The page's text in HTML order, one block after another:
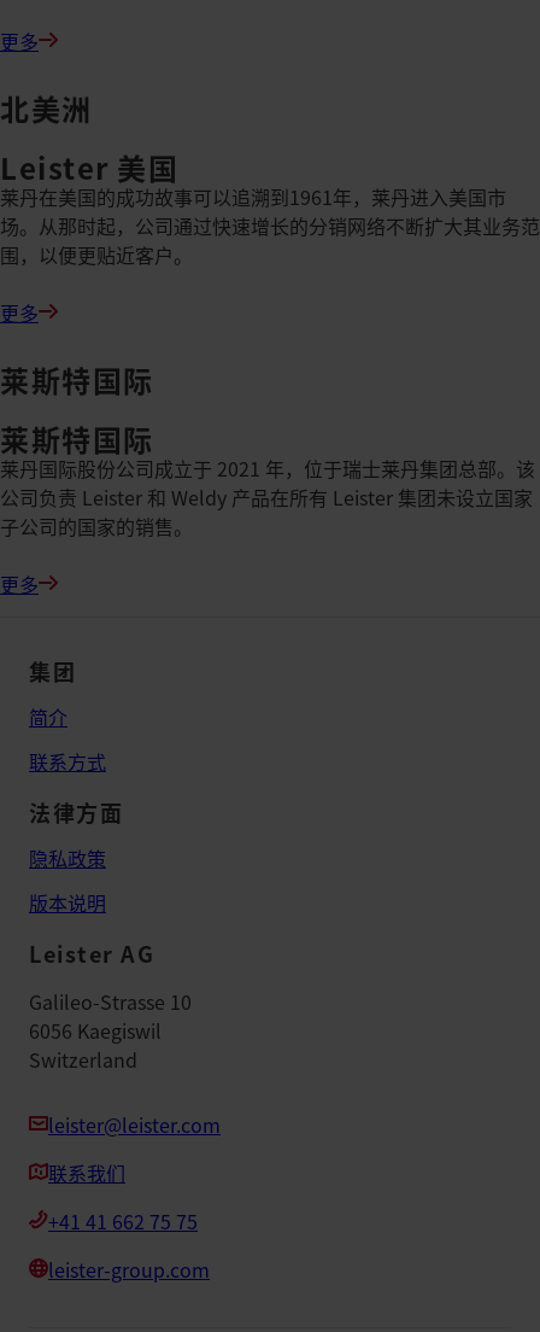
更多
北美洲
Leister 美国
莱丹在美国的成功故事可以追溯到1961年，莱丹进入美国市
场。从那时起，公司通过快速增长的分销网络不断扩大其业务范
围，以便更贴近客户。
更多
莱斯特国际
莱斯特国际
莱丹国际股份公司成立于 2021 年，位于瑞士莱丹集团总部。该
公司负责 Leister 和 Weldy 产品在所有 Leister 集团未设立国家
子公司的国家的销售。
更多
集团
简介
联系方式
法律方面
隐私政策
版本说明
Leister AG
Galileo-Strasse 10
6056 Kaegiswil
Switzerland
leister@leister.com
联系我们
+41 41 662 75 75
leister-group.com